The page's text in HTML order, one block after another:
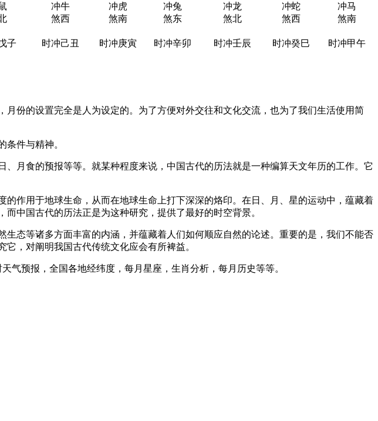
冲牛 冲虎 冲兔 冲龙 冲蛇
冲马
煞西 煞南 煞东 煞北 煞西 煞南
子 时冲己丑 时冲庚寅 时冲辛卯 时冲壬辰 时冲癸巳 时冲甲午
份的设置完全是人为设定的。为了方便对外交往和文化交流，也为了我们生活使用简
件与精神。
月食的预报等等。就某种程度来说，中国古代的历法就是一种编算天文年历的工作。它
作用于地球生命，从而在地球生命上打下深深的烙印。在日、月、星的运动中，蕴藏着
中国古代的历法正是为这种研究，提供了最好的时空背景。
态等诸多方面丰富的内涵，并蕴藏着人们如何顺应自然的论述。重要的是，我们不能否
，对阐明我国古代传统文化应会有所裨益。
气预报，全国各地经纬度，每月星座，生肖分析，每月历史等等。